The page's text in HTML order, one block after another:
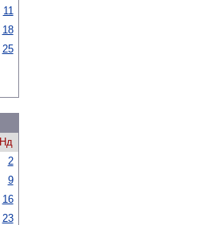
11
18
25
Нд
2
9
16
23